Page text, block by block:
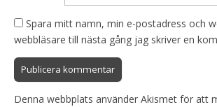
Spara mitt namn, min e-postadress och
webbläsare till nästa gång jag skriver en
Denna webbplats använder Akismet för att